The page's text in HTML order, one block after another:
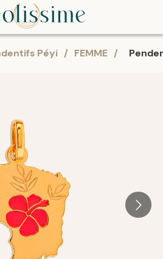
Péyi / FEMME /